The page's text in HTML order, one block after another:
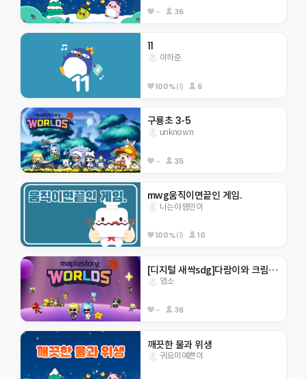
-- 36
11
이하준
100%(1) 6
구룡초 3-5
unknown
-- 35
mwg움직이면끝인 게임.
나는야잼민이
100%(1) 10
[디지털 새싹sdg]다람이와 크림이월드
염소
-- 36
깨끗한 물과 위생
귀요미예쁜이